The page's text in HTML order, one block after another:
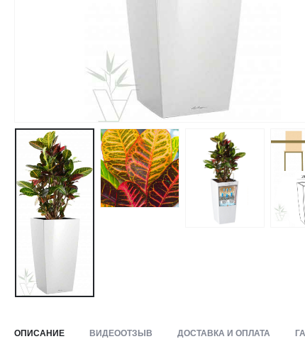
ОПИСАНИЕ ВИДЕООТЗЫВ ДОСТАВКА И ОПЛАТА